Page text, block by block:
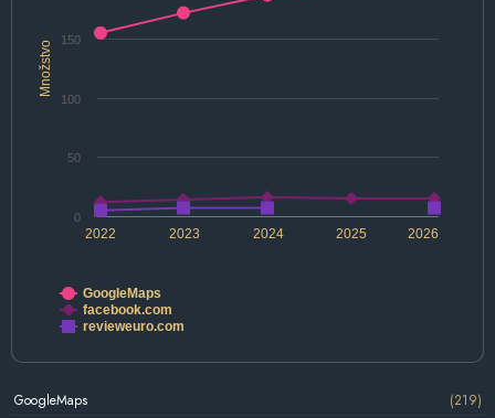
Množstvo
2022 2024 2026
2023 2025
0
50
100
150
GoogleMaps
facebook.com
revieweuro.com
GoogleMaps
(219)